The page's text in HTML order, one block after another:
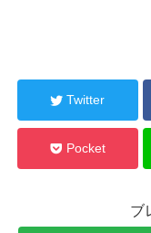
Twitter
Pocket
ブ